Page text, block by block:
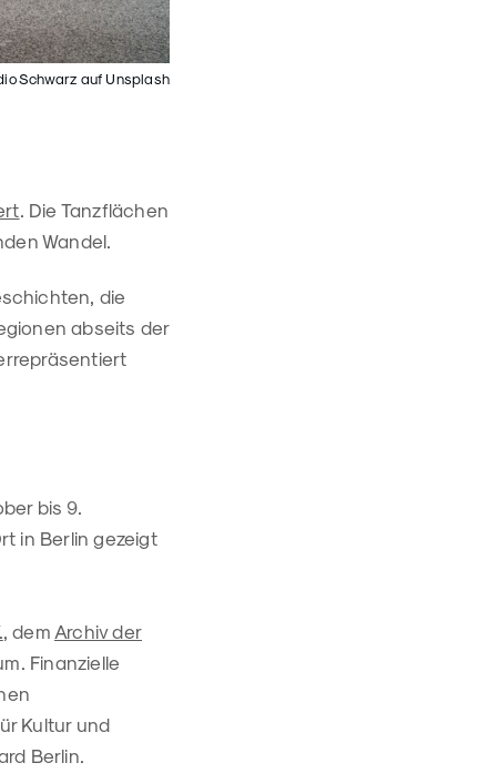
Schwarz auf Unsplash
. Die Tanzflächen
Wandel.
die
abseits der
bis 9.
in Berlin gezeigt
, dem Archiv der
Finanzielle
Kultur und
Berlin.